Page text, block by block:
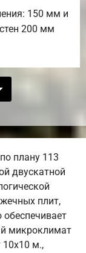
150 мм и
200 мм
плану 113
двускатной
плит,
микроклимат
м.,